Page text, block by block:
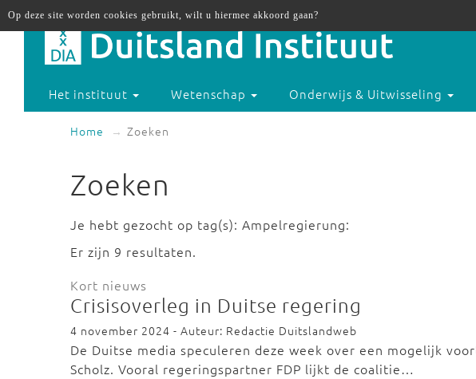
Het instituut Wetenschap Onderwijs & Uitwisseling
Home Zoeken
Zoeken
Je hebt gezocht op tag(s): Ampelregierung:
Er zijn 9 resultaten.
Kort nieuws
Crisisoverleg in Duitse regering
4 november 2024 - Auteur: Redactie Duitslandweb
De Duitse media speculeren deze week over een mogelijk
Scholz. Vooral regeringspartner FDP lijkt de coalitie…
Op deze site worden cookies gebruikt, wilt u hiermee akkoord gaan?